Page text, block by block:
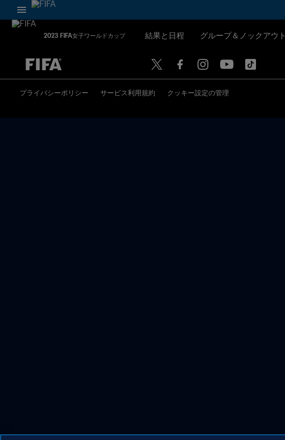
2023 FIFA女子ワールドカップ 結果と日程 グループ＆ノックアウト
未定 vs 未定
プライバシーポリシー サービス利用規約 クッキー設定の管理